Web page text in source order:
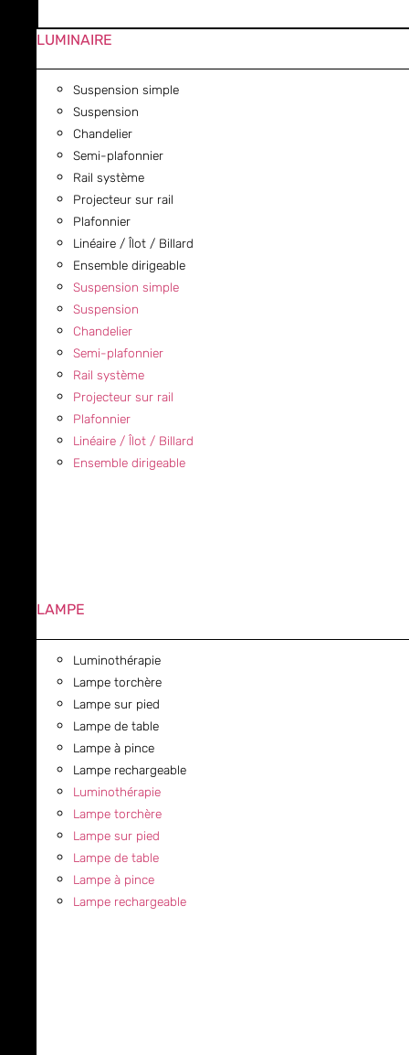
LUMINAIRE
Suspension simple
Suspension
Chandelier
Semi-plafonnier
Rail système
Projecteur sur rail
Plafonnier
Linéaire / Îlot / Billard
Ensemble dirigeable
Suspension simple
Suspension
Chandelier
Semi-plafonnier
Rail système
Projecteur sur rail
Plafonnier
Linéaire / Îlot / Billard
Ensemble dirigeable
LAMPE
Luminothérapie
Lampe torchère
Lampe sur pied
Lampe de table
Lampe à pince
Lampe rechargeable
Luminothérapie
Lampe torchère
Lampe sur pied
Lampe de table
Lampe à pince
Lampe rechargeable